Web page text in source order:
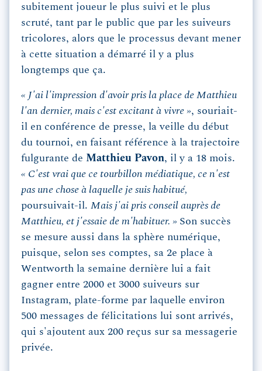
subitement joueur le plus suivi et le plus
scruté, tant par le public que par les suiveurs
tricolores, alors que le processus devant mener
à cette situation a démarré il y a plus
longtemps que ça.
« J'ai l'impression d'avoir pris la place de Matthieu
l'an dernier, mais c'est excitant à vivre », souriait-
il en conférence de presse, la veille du début
du tournoi, en faisant référence à la trajectoire
fulgurante de Matthieu Pavon, il y a 18 mois.
« C'est vrai que ce tourbillon médiatique, ce n'est
pas une chose à laquelle je suis habitué,
poursuivait-il. Mais j'ai pris conseil auprès de
Matthieu, et j'essaie de m'habituer. » Son succès
se mesure aussi dans la sphère numérique,
puisque, selon ses comptes, sa 2e place à
Wentworth la semaine dernière lui a fait
gagner entre 2000 et 3000 suiveurs sur
Instagram, plate-forme par laquelle environ
500 messages de félicitations lui sont arrivés,
qui s'ajoutent aux 200 reçus sur sa messagerie
privée.